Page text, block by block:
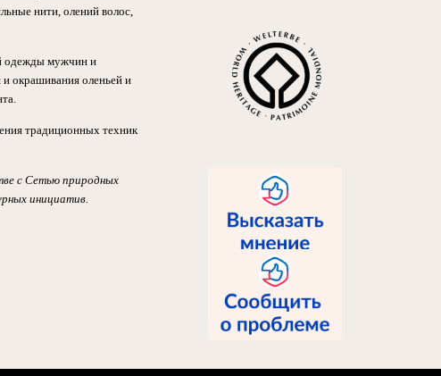
нити, олений волос,
одежды мужчин и
окрашивания оленьей и
традиционных техник
с Сетью природных
инициатив.